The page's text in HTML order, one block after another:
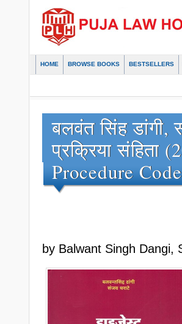
HOME BROWSE BOOKS BESTSELLERS
बलवंत सिंह
प्रक्रिया
Procedure
by Balwant Singh Dangi,